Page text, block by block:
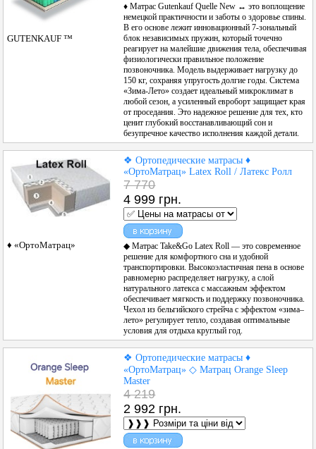
GUTENKAUF ™
♦ Матрас Gutenkauf Quelle New ↔ это воплощение
немецкой практичности и заботы о здоровье спины.
В его основе лежит инновационный 7-зональный
блок независимых пружин, который точечно
реагирует на малейшие движения тела, обеспечивая
физиологически правильное положение
позвоночника. Модель выдерживает нагрузку до
150 кг, сохраняя упругость долгие годы. Система
«Зима-Лето» создает идеальный микроклимат в
любой сезон, а усиленный евроборт защищает края
от проседания. Это надежное решение для тех, кто
ценит глубокий восстанавливающий сон и
безупречное качество исполнения каждой детали.
♦ «ОртоМатрац»
❖ Ортопедические матрасы ♦
«ОртоМатрац» Latex Roll / Латекс Ролл
7 770
4 999 грн.
◆ Матрас Take&Go Latex Roll — это современное
решение для комфортного сна и удобной
транспортировки. Высокоэластичная пена в основе
равномерно распределяет нагрузку, а слой
натурального латекса с массажным эффектом
обеспечивает мягкость и поддержку позвоночника.
Чехол из бельгийского стрейча с эффектом «зима–
лето» регулирует тепло, создавая оптимальные
условия для отдыха круглый год.
❖ Ортопедические матрасы ♦
«ОртоМатрац» ◇ Матрац Orange Sleep
Master
4 219
2 992 грн.